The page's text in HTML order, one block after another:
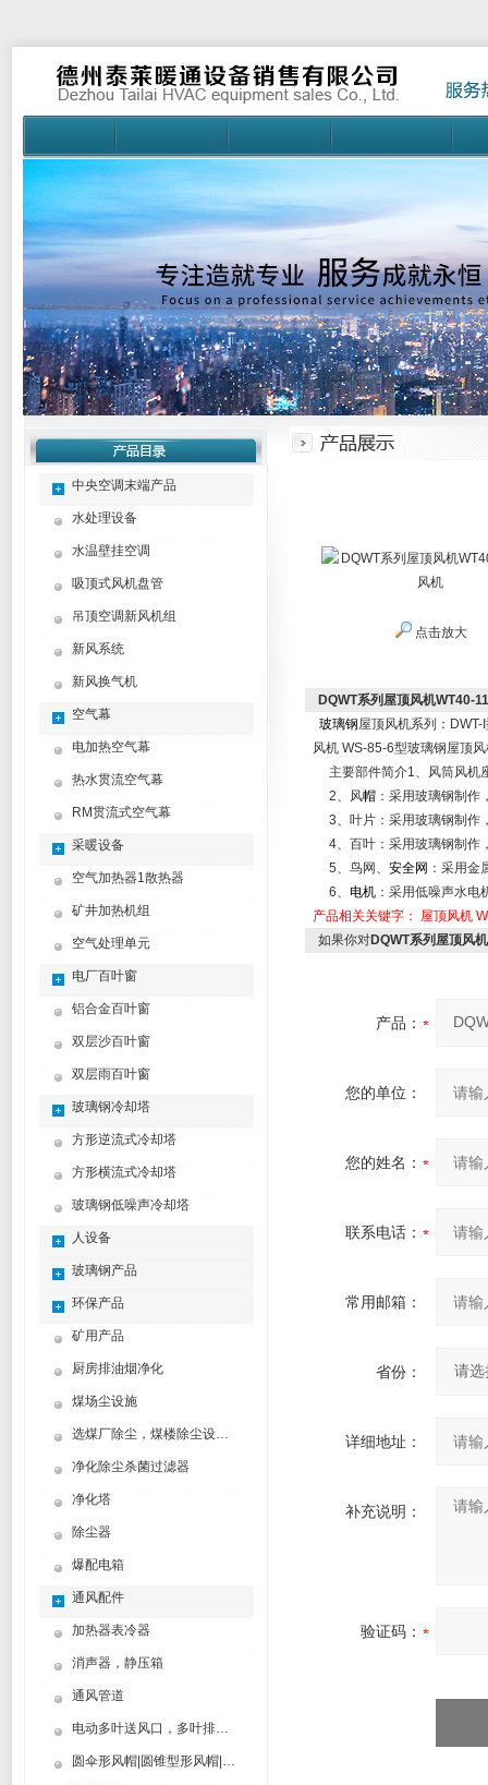
中央空调末端产品
水处理设备
水温壁挂空调
吸顶式风机盘管
吊顶空调新风机组
新风系统
新风换气机
空气幕
电加热空气幕
热水贯流空气幕
RM贯流式空气幕
采暖设备
空气加热器1散热器
矿井加热机组
空气处理单元
电厂百叶窗
铝合金百叶窗
双层沙百叶窗
双层雨百叶窗
玻璃钢冷却塔
方形逆流式冷却塔
方形横流式冷却塔
玻璃钢低噪声冷却塔
人设备
玻璃钢产品
环保产品
矿用产品
厨房排油烟净化
煤场尘设施
选煤厂除尘，煤楼除尘设计制造方案
净化除尘杀菌过滤器
净化塔
除尘器
爆配电箱
通风配件
加热器表冷器
消声器，静压箱
通风管道
电动多叶送风口，多叶排烟口
圆伞形风帽|圆锥型形风帽|筒形风帽
点击放大
DQWT系列屋顶风机WT40-
玻璃钢屋顶风机系列： DWT-I
风机 WS-85-6型玻璃钢屋顶
主要部件简介1、风筒风机
2、风帽 ：采用玻璃钢制
3、叶片：采用玻璃钢制作
4、百叶：采用玻璃钢制作
5、鸟网、 安全网 ：采用金
6、 电机 ：采用低噪声水电
产品相关关键字： 屋顶风机
如果你对DQWT系列屋顶风
产品：
您的单位：
您的姓名：
联系电话：
常用邮箱：
省份：
详细地址：
补充说明：
验证码：